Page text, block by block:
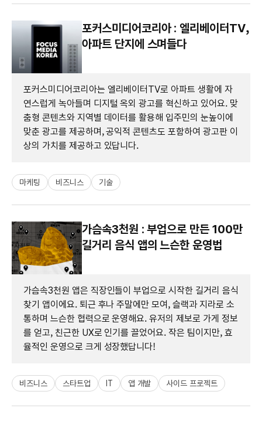
포커스미디어코리아 : 엘리베이터TV,
아파트 단지에 스며들다
포커스미디어코리아는 엘리베이터TV로 아파트 생활에 자
연스럽게 녹아들며 디지털 옥외 광고를 혁신하고 있어요. 맞
춤형 콘텐츠와 지역별 데이터를 활용해 입주민의 눈높이에
맞춘 광고를 제공하며, 공익적 콘텐츠도 포함하여 광고판 이
상의 가치를 제공하고 있답니다.
마케팅 비즈니스 기술
가슴속3천원 : 부업으로 만든 100만
길거리 음식 앱의 느슨한 운영법
가슴속3천원 앱은 직장인들이 부업으로 시작한 길거리 음식
찾기 앱이에요. 퇴근 후나 주말에만 모여, 슬랙과 지라로 소
통하며 느슨한 협력으로 운영해요. 유저의 제보로 가게 정보
를 얻고, 친근한 UX로 인기를 끌었어요. 작은 팀이지만, 효
율적인 운영으로 크게 성장했답니다!
비즈니스 스타트업 IT 앱 개발 사이드 프로젝트